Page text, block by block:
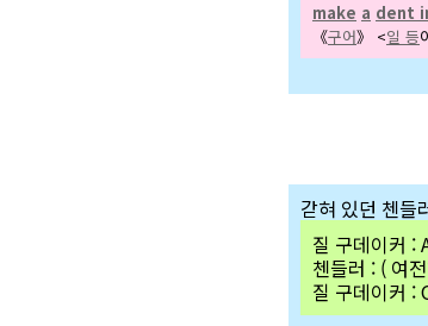
make a dent
《구어》 <일 등
갇혀 있던 첸들
질 구데이커
첸들러 : ( 여
질 구데이커